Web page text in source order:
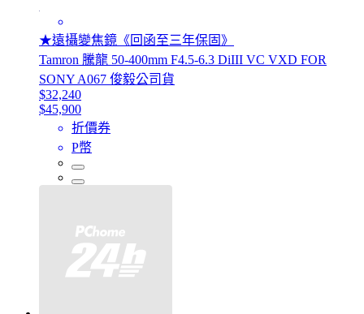
★遠攝變焦鏡《回函至三年保固》
Tamron 騰龍 50-400mm F4.5-6.3 DiIII VC VXD FOR
SONY A067 俊毅公司貨
$32,240
$45,900
折價券
P幣